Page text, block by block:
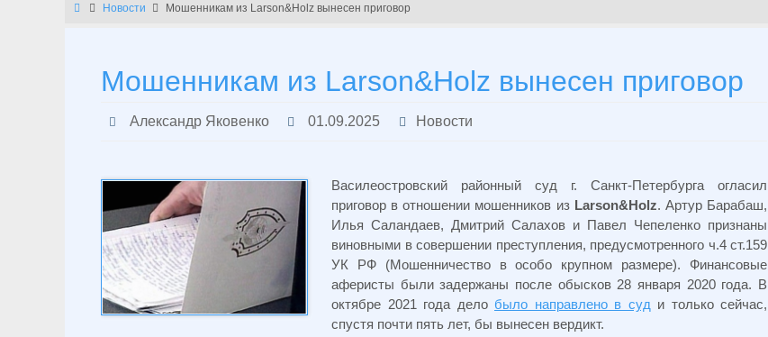
Главная
Новости Мошенникам из Larson&Holz вынесен приговор
Мошенникам из Larson&Holz вынесен приговор
Александр Яковенко 01.09.2025 Новости
Василеостровский районный суд г. Санкт-Петербурга огласил
приговор в отношении мошенников из Larson&Holz. Артур Барабаш,
Илья Саландаев, Дмитрий Салахов и Павел Чепеленко признаны
виновными в совершении преступления, предусмотренного ч.4 ст.159
УК РФ (Мошенничество в особо крупном размере). Финансовые
аферисты были задержаны после обысков 28 января 2020 года. В
октябре 2021 года дело было направлено в суд и только сейчас,
спустя почти пять лет, бы вынесен вердикт.